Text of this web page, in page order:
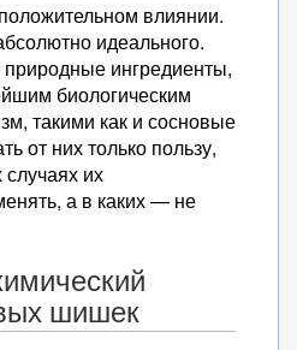
влиянии.
идеального.
ингредиенты,
биологическим
такими как и сосновые
от них только пользу,
случаях их
а в каких — не
шишек